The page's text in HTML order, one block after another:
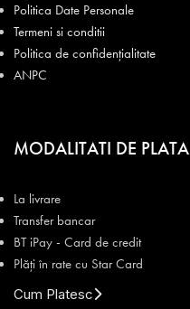
Politica Date Personale
Termeni si conditii
Politica de confidențialitate
ANPC
MODALITATI DE PLATA
La livrare
Transfer bancar
BT iPay - Card de credit
Plăți în rate cu Star Card
Cum Platesc